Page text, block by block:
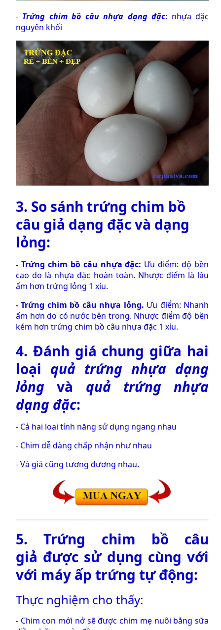
- Trứng chim bồ câu nhựa dạng đặc: nhựa đặc
nguyên khối
3. So sánh trứng chim bồ
câu giả dạng đặc và dạng
lỏng:
- Trứng chim bồ câu nhựa đặc: Ưu điểm: độ bền
cao do là nhựa đặc hoàn toàn. Nhược điểm là lâu
ấm hơn trứng lỏng 1 xíu.
-Trứng chim bồ câu nhựa lỏng. Ưu điểm: Nhanh
ấm hơn do có nước bên trong. Nhược điểm độ bền
kém hơn trứng chim bồ câu nhựa đặc 1 xíu.
4. Đánh giá chung giữa hai
loại quả trứng nhựa dạng
lỏng và quả trứng nhựa
dạng đặc:
- Cả hai loại tính năng sử dụng ngang nhau
- Chim dễ dàng chấp nhận như nhau
- Và giá cũng tương đương nhau.
5.Trứng chim bồ câu
giả được sử dụng cùng với
với máy ấp trứng tự động:
Thực nghiệm cho thấy:
- Chim con mới nở sẽ được chim mẹ nuôi bằng sữa